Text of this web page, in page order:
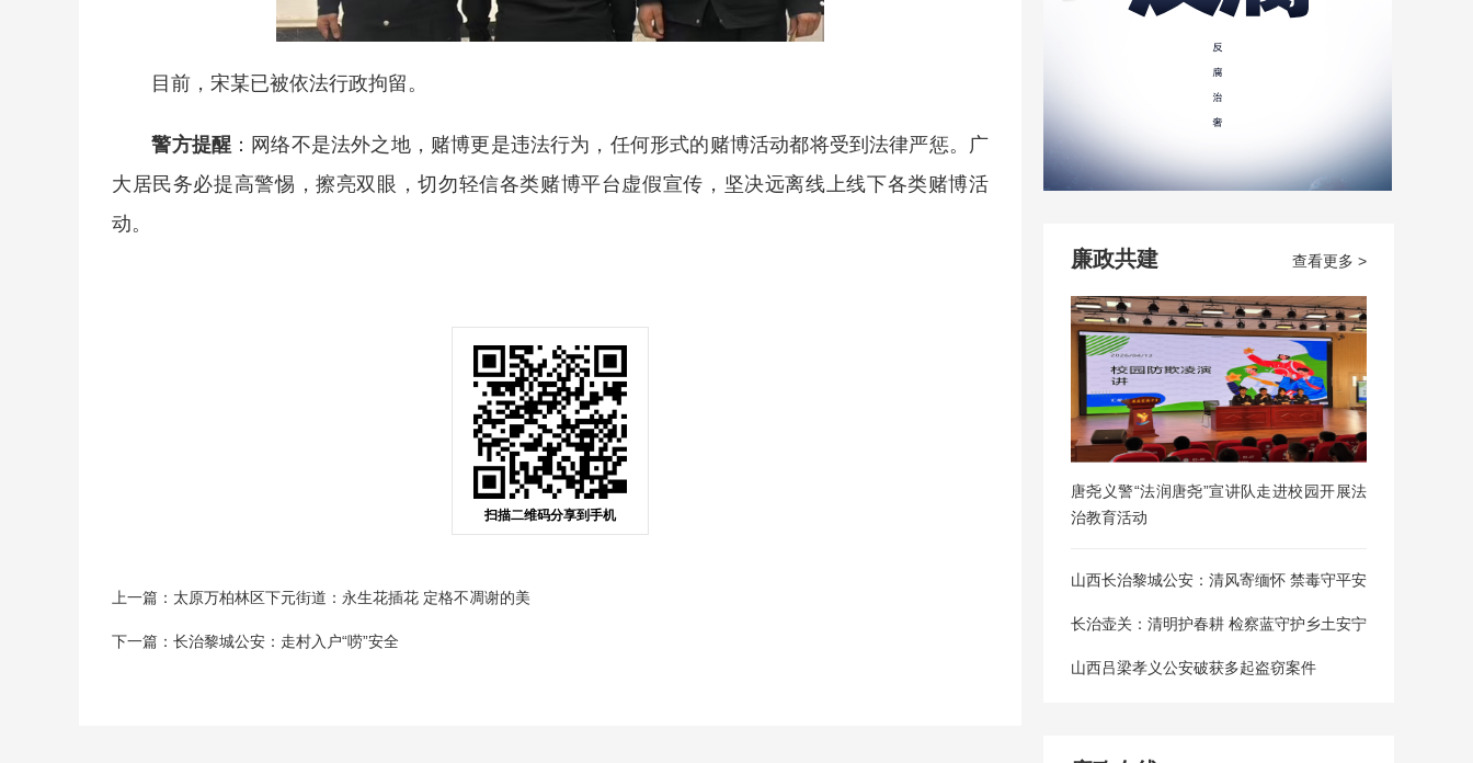
目前，宋某已被依法行政拘留。
警方提醒 ：网络不是法外之地，赌博更是违法行为，任何形式的赌博活动都将受到法律严惩。广
大居民务必提高警惕，擦亮双眼，切勿轻信各类赌博平台虚假宣传，坚决远离线上线下各类赌博活
动。
扫描二维码分享到手机
上一篇：太原万柏林区下元街道：永生花插花 定格不凋谢的美
下一篇：长治黎城公安：走村入户“唠”安全
查看更多 >
廉政共建
唐尧义警“法润唐尧”宣讲队走进校园开展法
治教育活动
山西长治黎城公安：清风寄缅怀 禁毒守平安
长治壶关：清明护春耕 检察蓝守护乡土安宁
山西吕梁孝义公安破获多起盗窃案件